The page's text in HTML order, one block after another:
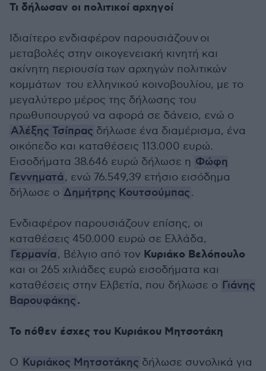
Τι δήλωσαν οι πολιτικοί αρχηγοί
Ιδιαίτερο ενδιαφέρον παρουσιάζουν οι
μεταβολές στην οικογενειακή κινητή και
ακίνητη περιουσία των αρχηγών πολιτικών
κομμάτων του ελληνικού κοινοβουλίου, με το
μεγαλύτερο μέρος της δήλωσης του
πρωθυπουργού να αφορά σε δάνειο, ενώ ο
Αλέξης Τσίπρας δήλωσε ένα διαμέρισμα, ένα
οικόπεδο και καταθέσεις 113.000 ευρώ.
Εισοδήματα 38.646 ευρώ δήλωσε η Φώφη
Γεννηματά, ενώ 76.549,39 ετήσιο εισόδημα
δήλωσε ο Δημήτρης Κουτσούμπας.
Ενδιαφέρον παρουσιάζουν επίσης, οι
καταθέσεις 450.000 ευρώ σε Ελλάδα,
Γερμανία, Βέλγιο από τον Κυριάκο Βελόπουλο
και οι 265 χιλιάδες ευρώ εισοδήματα και
καταθέσεις στην Ελβετία, που δήλωσε ο Γιάνης
Βαρουφάκης.
Το πόθεν έσχες του Κυριάκου Μητσοτάκη
Ο Κυριάκος Μητσοτάκης δήλωσε συνολικά για